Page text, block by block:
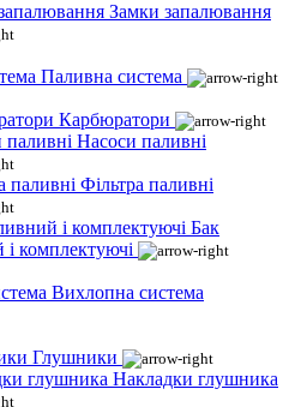
Замки запалювання
Паливна система
Карбюратори
Насоси паливні
Фільтра паливні
Бак
комплектуючі
Вихлопна система
Глушники
Накладки глушника